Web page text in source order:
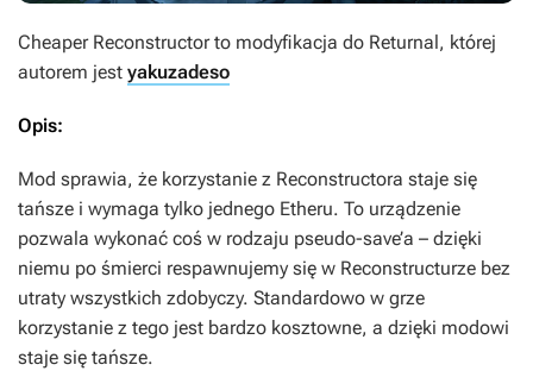
Cheaper Reconstructorto modyfikacja do Returnal, której
autorem jest yakuzadeso
Opis:
Mod sprawia, że korzystanie z Reconstructora staje się
tańsze i wymaga tylko jednego Etheru. To urządzenie
pozwala wykonać coś w rodzaju pseudo-save’a – dzięki
niemu po śmierci respawnujemy się w Reconstructurze bez
utraty wszystkich zdobyczy. Standardowo w grze
korzystanie z tego jest bardzo kosztowne, a dzięki modowi
staje się tańsze.